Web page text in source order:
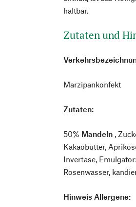
haltbar.
Zutaten und
Marzipankonfekt
Zutaten:
50% Mandeln ,
Kakaobutter,
Invertase,
Rosenwasser,
Hinweis Allergene: